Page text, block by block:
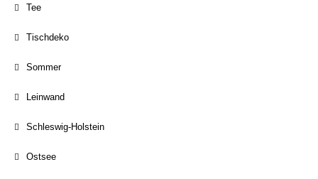
Tee
Tischdeko
Sommer
Leinwand
Schleswig-Holstein
Ostsee